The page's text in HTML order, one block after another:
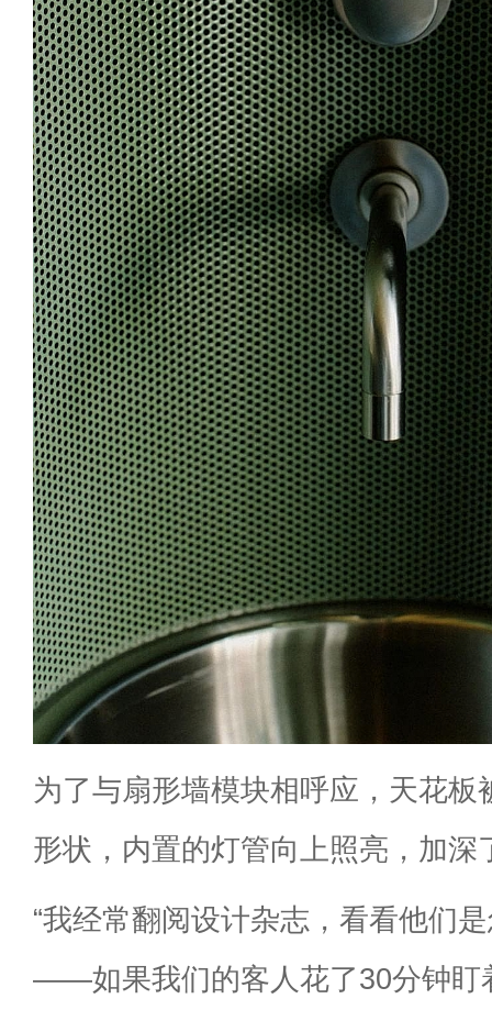
为了与扇形墙模块相呼应，天花板
形状，内置的灯管向上照亮，加深
“我经常翻阅设计杂志，看看他们
——如果我们的客人花了30分钟盯